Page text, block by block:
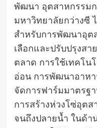
พัฒนา อุตสาหกรรมก
มหาวิทยาลัยกว่างซี
สำหรับการพัฒนาอุต
เลือกและปรับปรุงส
ตลาด การใช้เทคโน
อ่อน การพัฒนาอาห
จัดการฟาร์มมาตรฐ
การสร้างห่วงโซ่อุต
จนถึงปลายน้ำ ในด้า